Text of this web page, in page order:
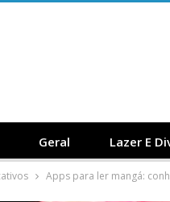
Geral Lazer E
Apps para ler mangá: